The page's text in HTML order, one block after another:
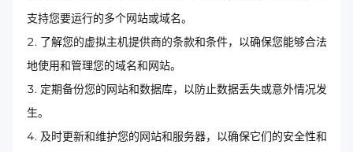
支持您要运行的多个网站或域名。
了解您的虚拟主机提供商的条款和条件，以确保您能够合法
地使用和管理您的域名和网站。
定期备份您的网站和数据库，以防止数据丢失或意外情况发
生。
及时更新和维护您的网站和服务器，以确保它们的安全性和